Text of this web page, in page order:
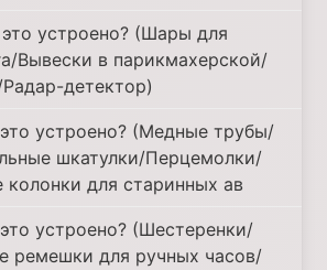
устроено? (Шары для
Вывески в парикмахерской/
детектор)
устроено? (Медные трубы/
шкатулки/Перцемолки/
колонки для старинных ав
устроено? (Шестеренки/
ремешки для ручных часов/